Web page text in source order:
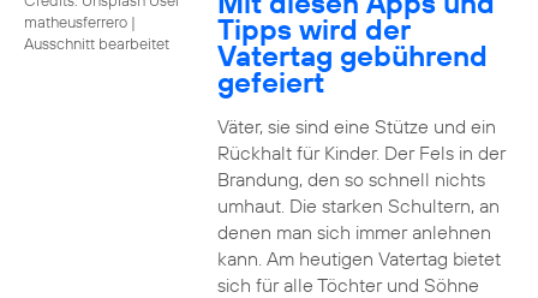
matheusferrero |
Ausschnitt bearbeitet
Tipps wird der
Vatertag gebührend
gefeiert
Väter, sie sind eine Stütze und ein
Rückhalt für Kinder. Der Fels in der
Brandung, den so schnell nichts
umhaut. Die starken Schultern, an
denen man sich immer anlehnen
kann. Am heutigen Vatertag bietet
sich für alle Töchter und Söhne